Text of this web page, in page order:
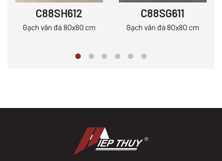
C88SH612
Gạch vân đá 80x80 cm
C88SG611
Gạch vân đá 80x80 cm